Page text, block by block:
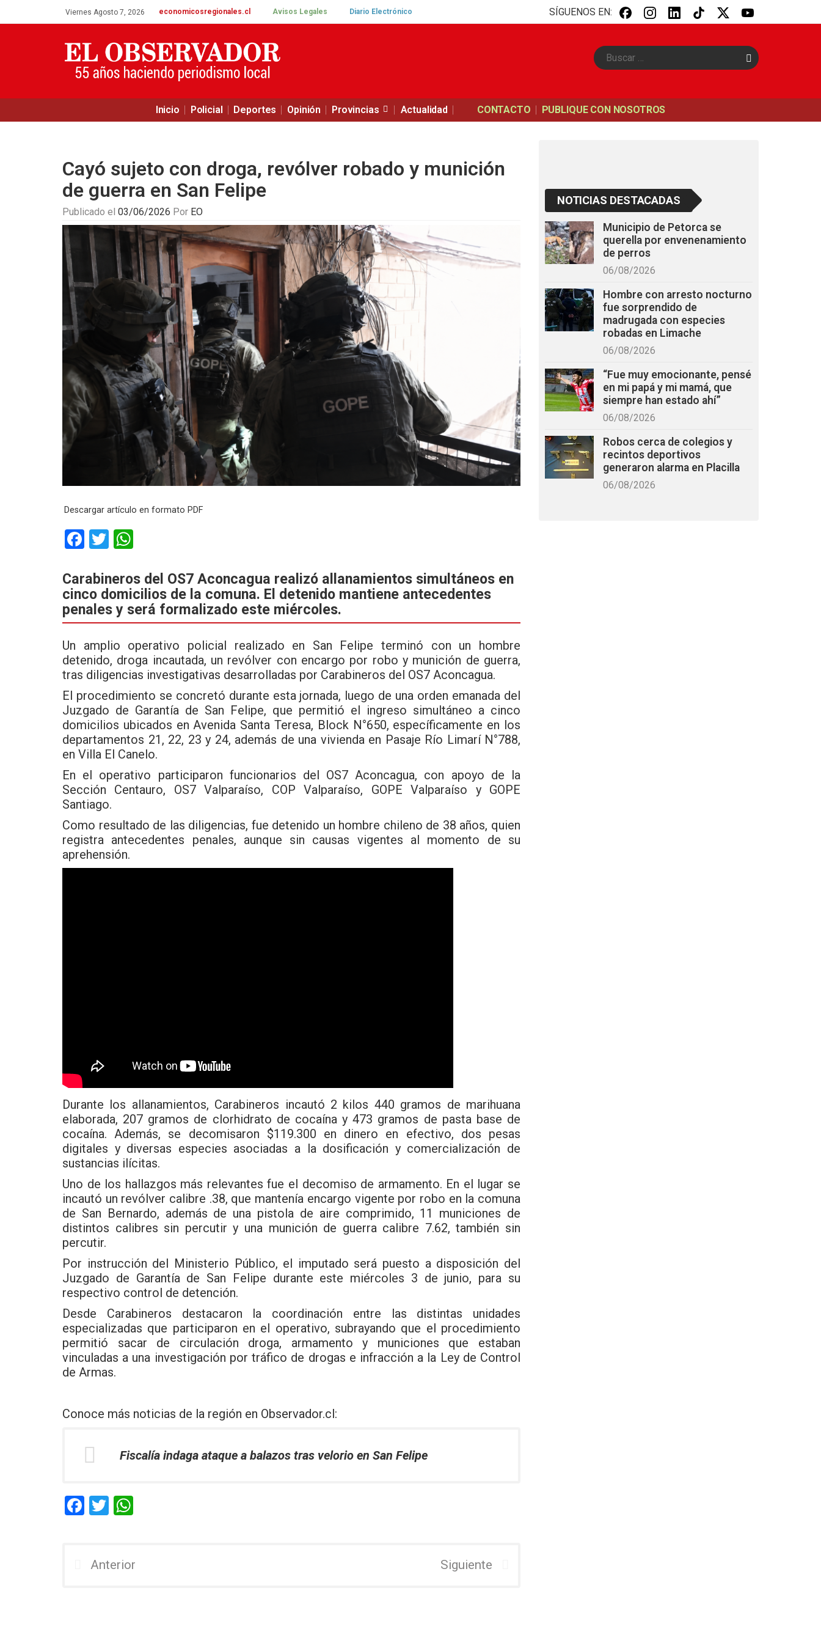
Viernes Agosto 7, 2026 economicosregionales.cl Avisos Legales Diario Electrónico SÍGUENOS EN:
B
u
Inicio Policial Deportes Opinión Provincias Actualidad CONTACTO PUBLIQUE CON NOSOTROS
Cayó sujeto con droga, revólver robado y munición
de guerra en San Felipe
Publicado el 03/06/2026 Por EO
Descargar artículo en formato PDF
F
ce
b
o
o
k
T
tt
er
at
s
A
p
p
Carabineros del OS7 Aconcagua realizó allanamientos simultáneos en
cinco domicilios de la comuna. El detenido mantiene antecedentes
penales y será formalizado este miércoles.
Un amplio operativo policial realizado en San Felipe terminó con un hombre
detenido, droga incautada, un revólver con encargo por robo y munición de guerra,
tras diligencias investigativas desarrolladas por Carabineros del OS7 Aconcagua.
El procedimiento se concretó durante esta jornada, luego de una orden emanada del
Juzgado de Garantía de San Felipe, que permitió el ingreso simultáneo a cinco
domicilios ubicados en Avenida Santa Teresa, Block N°650, específicamente en los
departamentos 21, 22, 23 y 24, además de una vivienda en Pasaje Río Limarí N°788,
en Villa El Canelo.
En el operativo participaron funcionarios del OS7 Aconcagua, con apoyo de la
Sección Centauro, OS7 Valparaíso, COP Valparaíso, GOPE Valparaíso y GOPE
Santiago.
Como resultado de las diligencias, fue detenido un hombre chileno de 38 años, quien
registra antecedentes penales, aunque sin causas vigentes al momento de su
aprehensión.
Durante los allanamientos, Carabineros incautó 2 kilos 440 gramos de marihuana
elaborada, 207 gramos de clorhidrato de cocaína y 473 gramos de pasta base de
cocaína. Además, se decomisaron $119.300 en dinero en efectivo, dos pesas
digitales y diversas especies asociadas a la dosificación y comercialización de
sustancias ilícitas.
Uno de los hallazgos más relevantes fue el decomiso de armamento. En el lugar se
incautó un revólver calibre .38, que mantenía encargo vigente por robo en la comuna
de San Bernardo, además de una pistola de aire comprimido, 11 municiones de
distintos calibres sin percutir y una munición de guerra calibre 7.62, también sin
percutir.
Por instrucción del Ministerio Público, el imputado será puesto a disposición del
Juzgado de Garantía de San Felipe durante este miércoles 3 de junio, para su
respectivo control de detención.
Desde Carabineros destacaron la coordinación entre las distintas unidades
especializadas que participaron en el operativo, subrayando que el procedimiento
permitió sacar de circulación droga, armamento y municiones que estaban
vinculadas a una investigación por tráfico de drogas e infracción a la Ley de Control
de Armas.
Conoce más noticias de la región en Observador.cl:
Fiscalía indaga ataque a balazos tras velorio en San Felipe
F
b
T
er s
Anterior Siguiente
NOTICIAS DESTACADAS
Municipio de Petorca se
querella por envenenamiento
de perros
06/08/2026
Hombre con arresto nocturno
fue sorprendido de
madrugada con especies
robadas en Limache
06/08/2026
“Fue muy emocionante, pensé
en mi papá y mi mamá, que
siempre han estado ahí”
06/08/2026
Robos cerca de colegios y
recintos deportivos
generaron alarma en Placilla
06/08/2026